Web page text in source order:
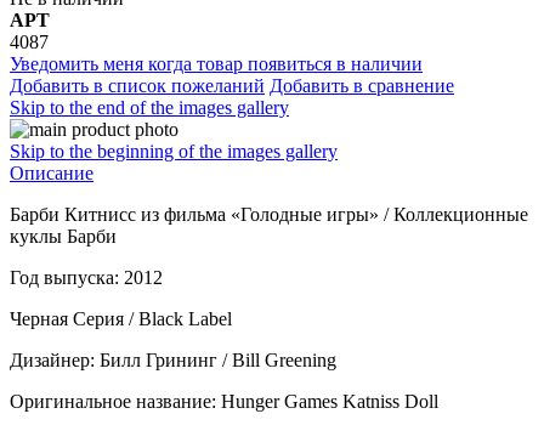
АРТ
4087
Уведомить меня когда товар появиться в наличии
Добавить в список пожеланий Добавить в сравнение
Skip to the end of the images gallery
Skip to the beginning of the images gallery
Описание
Барби Китнисс из фильма «Голодные игры» / Коллекционные
куклы Барби
Год выпуска: 2012
Черная Серия / Black Label
Дизайнер: Билл Грининг / Bill Greening
Оригинальное название: Hunger Games Katniss Doll